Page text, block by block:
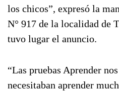
los chicos”, expresó la
N° 917 de la localidad de
tuvo lugar el anuncio.
“Las pruebas Aprender
necesitaban aprender